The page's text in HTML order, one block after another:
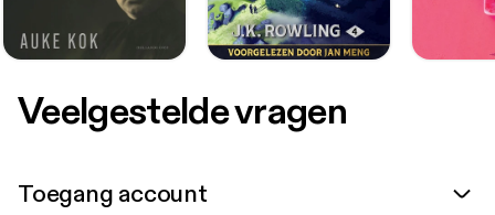
Veelgestelde vragen
Toegang account